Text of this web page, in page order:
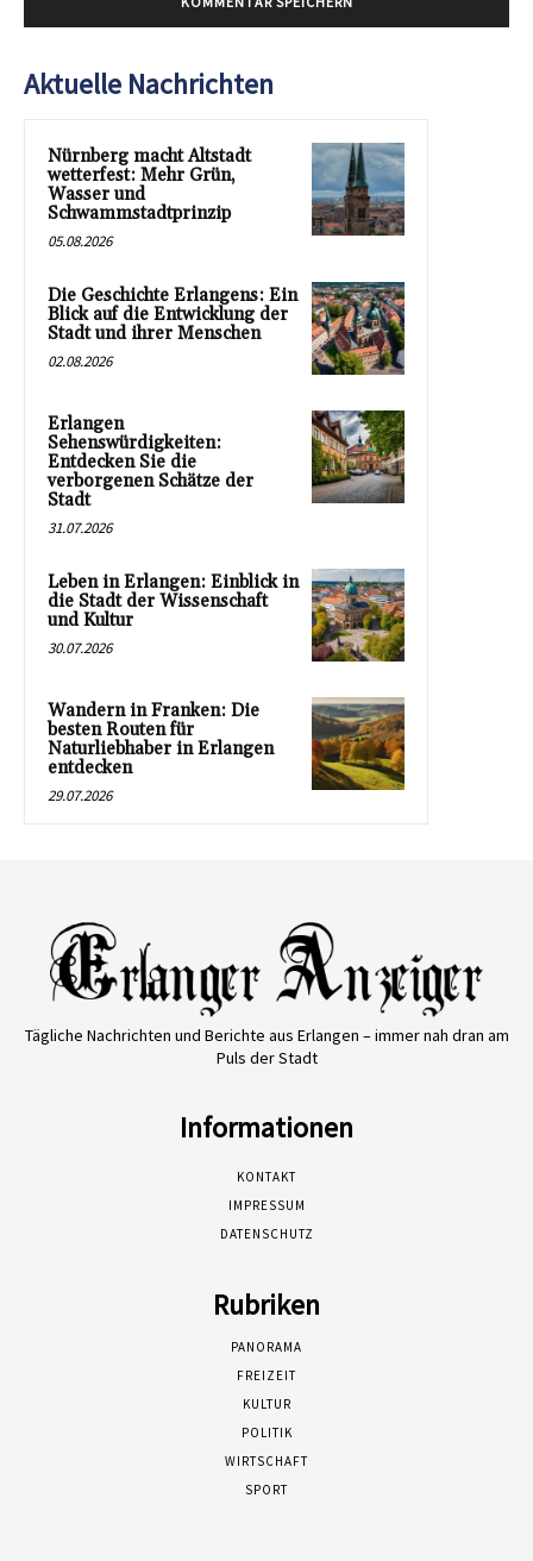
Aktuelle Nachrichten
Nürnberg macht Altstadt
wetterfest: Mehr Grün,
Wasser und
Schwammstadtprinzip
05.08.2026
Die Geschichte Erlangens: Ein
Blick auf die Entwicklung der
Stadt und ihrer Menschen
02.08.2026
Erlangen
Sehenswürdigkeiten:
Entdecken Sie die
verborgenen Schätze der
Stadt
31.07.2026
Leben in Erlangen: Einblick in
die Stadt der Wissenschaft
und Kultur
30.07.2026
Wandern in Franken: Die
besten Routen für
Naturliebhaber in Erlangen
entdecken
29.07.2026
Tägliche Nachrichten und Berichte aus Erlangen – immer nah dran am
Puls der Stadt
Informationen
KONTAKT
IMPRESSUM
DATENSCHUTZ
Rubriken
PANORAMA
FREIZEIT
KULTUR
POLITIK
WIRTSCHAFT
SPORT